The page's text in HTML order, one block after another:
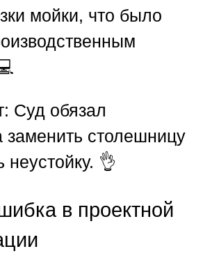
мойки, что было
Суд обязал
заменить столешницу
неустойку. 👌
в проектной